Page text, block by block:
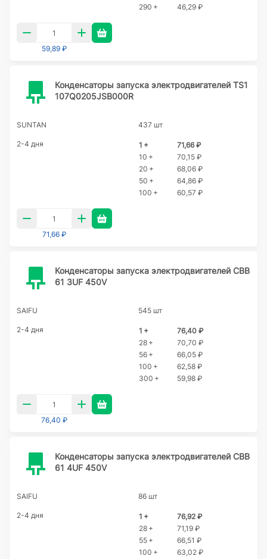
290 +
46,29 ₽
59,89 ₽
Конденсаторы запуска электродвигателей TS1
107Q0205JSB000R
SUNTAN 437 шт
2-4 дня 1 +
71,66 ₽
10 +
70,15 ₽
20 +
68,06 ₽
50 +
64,86 ₽
100 +
60,57 ₽
71,66 ₽
Конденсаторы запуска электродвигателей CBB
61 3UF 450V
SAIFU 545 шт
2-4 дня 1 +
76,40 ₽
28 +
70,70 ₽
56 +
66,05 ₽
100 +
62,58 ₽
300 +
59,98 ₽
76,40 ₽
Конденсаторы запуска электродвигателей CBB
61 4UF 450V
SAIFU 86 шт
2-4 дня 1 +
76,92 ₽
28 +
71,19 ₽
55 +
66,51 ₽
100 +
63,02 ₽